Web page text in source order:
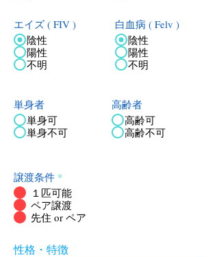
エイズ ( FIV )
陰性
陽性
不明
白血病 ( Felv )
陰性
陽性
不明
単身者
単身可
単身不可
高齢者
高齢可
高齢不可
譲渡条件 *
１匹可能
ペア譲渡
先住 or ペア
性格・特徴